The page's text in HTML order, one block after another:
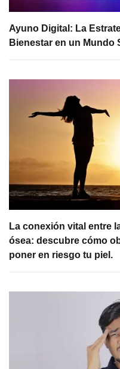
Ayuno Digital: La
Bienestar en un Mundo
La conexión vital entre
ósea: descubre cómo
poner en riesgo tu piel.